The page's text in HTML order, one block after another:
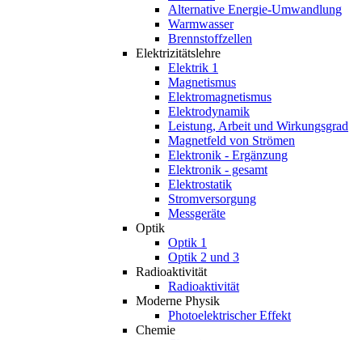
Alternative Energie-Umwandlung
Warmwasser
Brennstoffzellen
Elektrizitätslehre
Elektrik 1
Magnetismus
Elektromagnetismus
Elektrodynamik
Leistung, Arbeit und Wirkungsgrad
Magnetfeld von Strömen
Elektronik - Ergänzung
Elektronik - gesamt
Elektrostatik
Stromversorgung
Messgeräte
Optik
Optik 1
Optik 2 und 3
Radioaktivität
Radioaktivität
Moderne Physik
Photoelektrischer Effekt
Chemie